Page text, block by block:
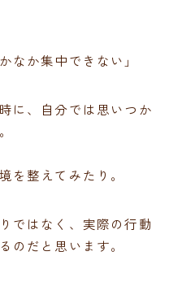
なか集中できない」
に、自分では思いつか
を整えてみたり。
ではなく、実際の行動
のだと思います。